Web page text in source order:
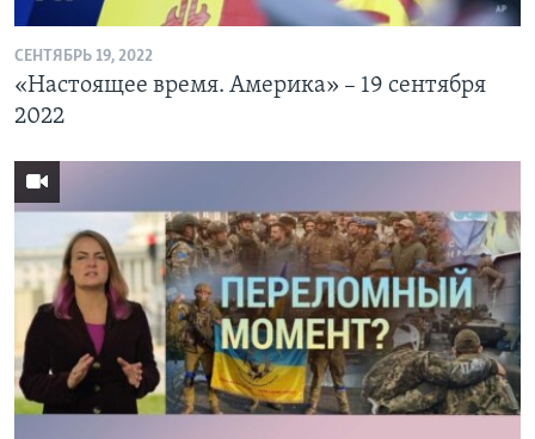
СЕНТЯБРЬ 19, 2022
«Настоящее время. Америка» – 19 сентября
2022